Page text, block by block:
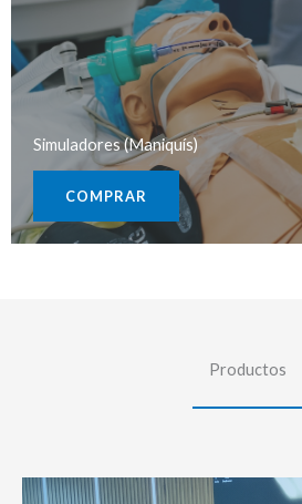
Simuladores (Maniquís)
COMPRAR
Productos